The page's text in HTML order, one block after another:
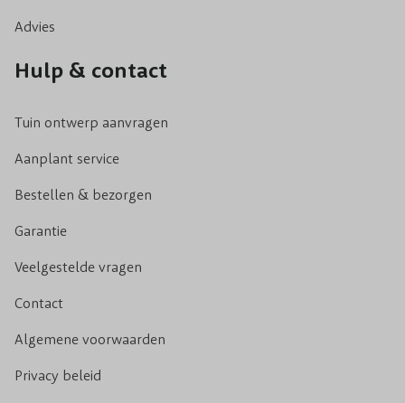
Advies
Hulp & contact
Tuin ontwerp aanvragen
Aanplant service
Bestellen & bezorgen
Garantie
Veelgestelde vragen
Contact
Algemene voorwaarden
Privacy beleid